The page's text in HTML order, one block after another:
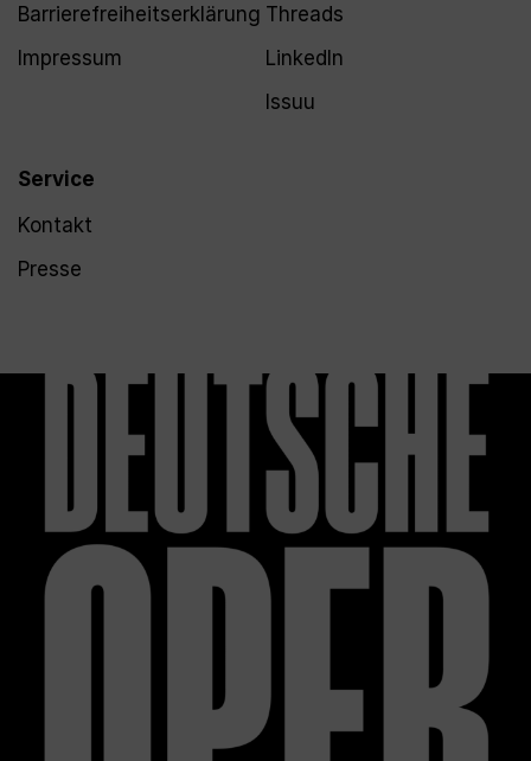
Barrierefreiheitserklärung
Impressum
Service
Kontakt
Presse
Threads
LinkedIn
Issuu